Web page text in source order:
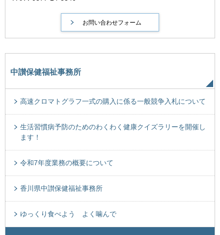
中讃保健福祉事務所
高速クロマトグラフ一式の購入に係る一般競争入札について
生活習慣病予防のためのわくわく健康クイズラリーを開催し
ます！
令和7年度業務の概要について
香川県中讃保健福祉事務所
ゆっくり食べよう よく噛んで